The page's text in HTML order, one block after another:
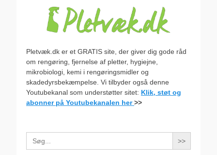
Pletvæk.dk er et GRATIS site, der giver dig gode råd
om rengøring, fjernelse af pletter, hygiejne,
mikrobiologi, kemi i rengøringsmidler og
skadedyrsbekæmpelse. Vi tilbyder også denne
Youtubekanal som understøtter sitet: Klik, støt og
abonner på Youtubekanalen her>>
Search
for: